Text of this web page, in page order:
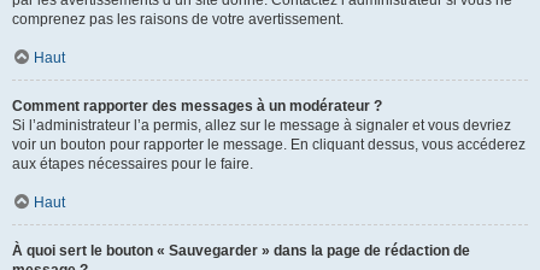
comprenez pas les raisons de votre avertissement.
Haut
Comment rapporter des messages à un modérateur ?
Si l’administrateur l’a permis, allez sur le message à signaler et vous devriez
voir un bouton pour rapporter le message. En cliquant dessus, vous accéderez
aux étapes nécessaires pour le faire.
Haut
À quoi sert le bouton « Sauvegarder » dans la page de rédaction de